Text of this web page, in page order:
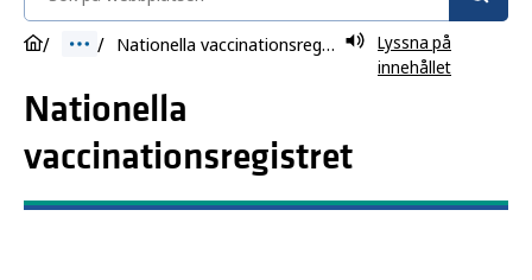
Nationella vaccinationsregistret
Lyssna på
innehållet
Nationella
vaccinationsregistret